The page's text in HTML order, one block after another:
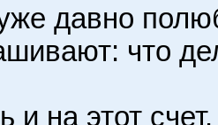
давно
что
на этот счет.